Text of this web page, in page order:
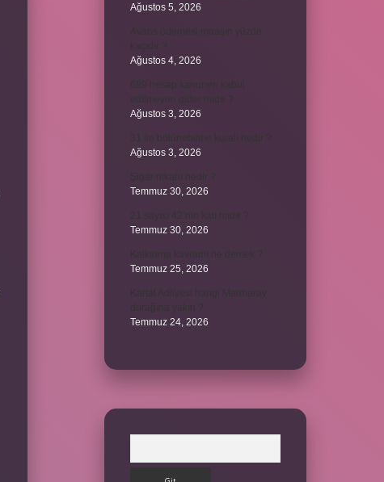
Ağustos 5, 2026
Ağustos 4, 2026
Ağustos 3, 2026
Ağustos 3, 2026
Temmuz 30, 2026
Temmuz 30, 2026
Temmuz 25, 2026
Temmuz 24, 2026